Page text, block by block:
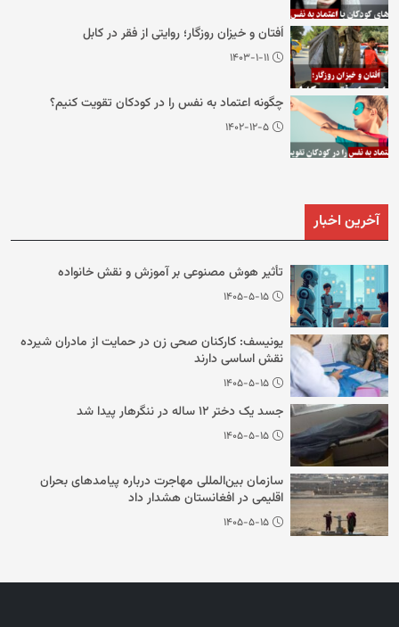
اُفتان و خیزان روزگار؛ روایتی از فقر در کابل
۱۴۰۳-۱-۱۱
چگونه اعتماد به نفس را در کودکان تقویت کنیم؟
۱۴۰۲-۱۲-۵
آخرین اخبار
تأثیر هوش مصنوعی بر آموزش و نقش خانواده
۱۴۰۵-۵-۱۵
یونیسف: کارکنان صحی زن در حمایت از مادران شیرده
نقش اساسی دارند
۱۴۰۵-۵-۱۵
جسد یک دختر ۱۲ ساله در ننگرهار پیدا شد
۱۴۰۵-۵-۱۵
سازمان بین‌المللی مهاجرت درباره پیامدهای بحران
اقلیمی در افغانستان هشدار داد
۱۴۰۵-۵-۱۵